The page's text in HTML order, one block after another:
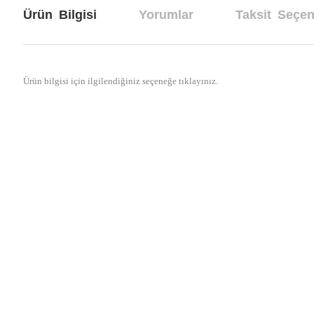
Ürün Bilgisi Yorumlar Taksit
Ürün bilgisi için ilgilendiğiniz seçeneğe tıklayınız.